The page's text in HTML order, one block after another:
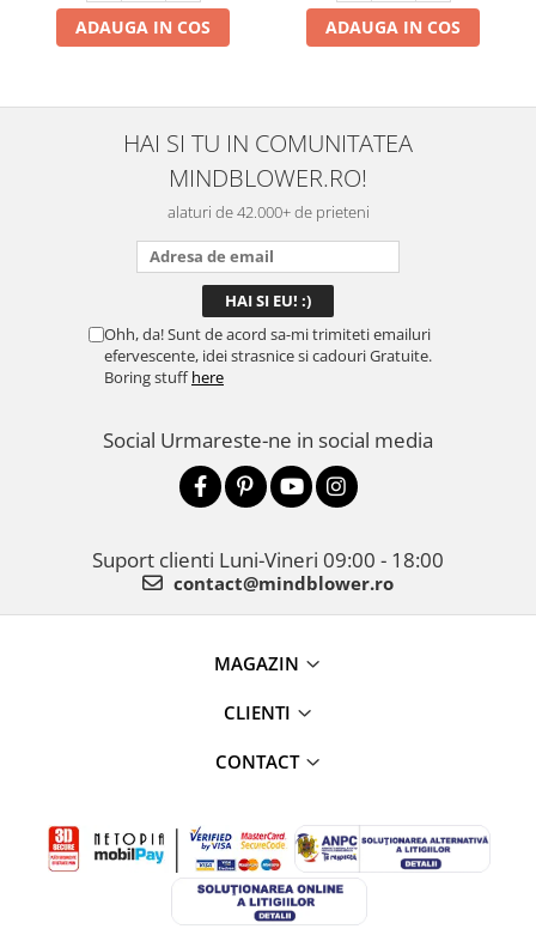
ADAUGA IN COS ADAUGA IN COS
HAI SI TU IN COMUNITATEA
MINDBLOWER.RO!
alaturi de 42.000+ de prieteni
Ohh, da! Sunt de acord sa-mi trimiteti emailuri
efervescente, idei strasnice si cadouri Gratuite.
Boring stuffhere
Social Urmareste-ne in social media
Suport clienti Luni-Vineri 09:00 - 18:00
contact@mindblower.ro
MAGAZIN
CLIENTI
CONTACT